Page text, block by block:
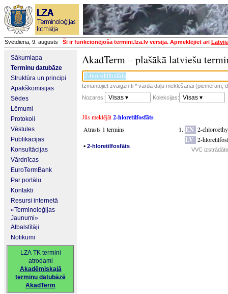
Svētdiena, 9. augusts Šī ir funkcionējoša termini.lza.lv versija. Apmeklējiet arī
Sākumlapa
Terminu datubāze
Struktūra un principi
Apakškomisijas
Sēdes
Lēmumi
Protokoli
Vēstules
Publikācijas
Konsultācijas
Vārdnīcas
EuroTermBank
Par portālu
Kontakti
Resursi internetā
«Terminoloģijas
Jaunumi»
Atbalstītāji
Notikumi
LZA TK termini
atrodami
Akadēmiskajā
terminu datubāzē
AkadTerm
AkadTerm – plašākā latviešu
Izmantojiet zvaigznīti * vārda daļu meklēšanai (piemēram,
Nozares:
Visas ▾ Kolekcijas: Visas ▾
Jūs meklējāt2-hloretilfosfāts
Atrasts 1 termins
▪ 2-hloretilfosfāts
EN 2-
LV 2-
VVC